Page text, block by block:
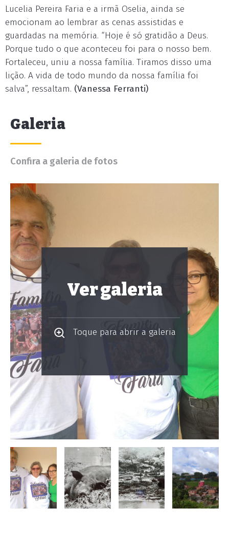
Lucelia Pereira Faria e a irmã Oselia, ainda se
emocionam ao lembrar as cenas assistidas e
guardadas na memória. “Hoje é só gratidão a Deus.
Porque tudo o que aconteceu foi para o nosso bem.
Fortaleceu, uniu a nossa família. Tiramos disso uma
lição. A vida de todo mundo da nossa família foi
salva”, ressaltam. (Vanessa Ferranti)
Galeria
Confira a galeria de fotos
Ver galeria
Toque para abrir a galeria